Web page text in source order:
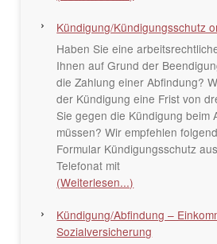
Kündigung/Kündigungsschutz
Haben Sie eine
Ihnen auf Grund der
die Zahlung einer Abfindung?
der Kündigung eine Frist von
Sie gegen die Kündigung beim
müssen? Wir empfehlen
Formular Kündigungsschutz
Telefonat mit
(Weiterlesen...)
Kündigung/Abfindung –
Sozialversicherung